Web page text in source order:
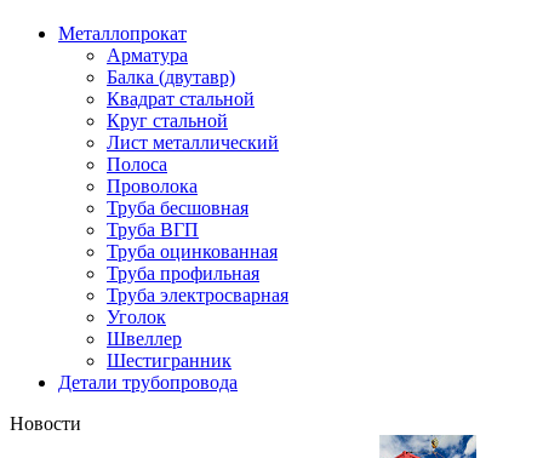
Металлопрокат
Арматура
Балка (двутавр)
Квадрат стальной
Круг стальной
Лист металлический
Полоса
Проволока
Труба бесшовная
Труба ВГП
Труба оцинкованная
Труба профильная
Труба электросварная
Уголок
Швеллер
Шестигранник
Детали трубопровода
Новости